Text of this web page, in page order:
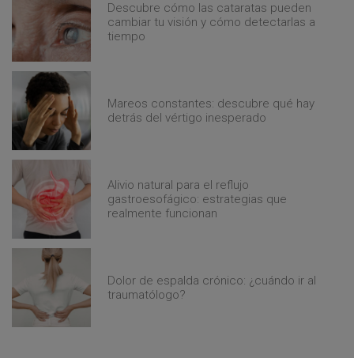
Descubre cómo las cataratas pueden
cambiar tu visión y cómo detectarlas a
tiempo
Mareos constantes: descubre qué hay
detrás del vértigo inesperado
Alivio natural para el reflujo
gastroesofágico: estrategias que
realmente funcionan
Dolor de espalda crónico: ¿cuándo ir al
traumatólogo?